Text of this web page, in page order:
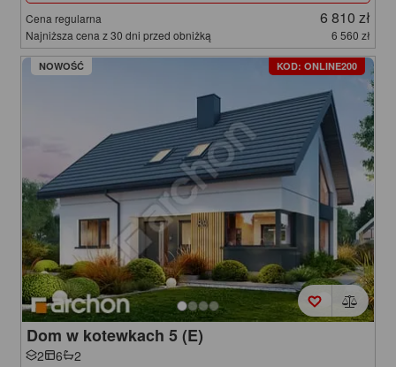
Cena regularna 6 810 zł
Najniższa cena z 30 dni przed obniżką 6 560 zł
NOWOŚĆ KOD: ONLINE200
Dom w kotewkach 5 (E)
2 6 2